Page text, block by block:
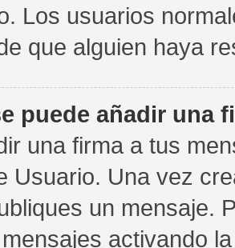
Los usuarios
que alguien haya
puede añadir una
una firma a tus
Usuario. Una vez
un mensaje.
activando